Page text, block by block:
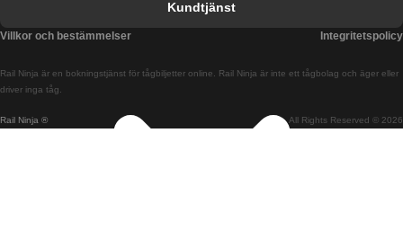
Tåg från Budapest till Bratislava
Rail Ninja ® All Rights Reserved © 2026
Rail Ninja är en bokningstjänst för tågbiljetter online. Rail Ninja är inte ett tågbolag och äger eller
driver inga tåg.
Kundtjänst
Villkor och bestämmelser Integritetspolicy